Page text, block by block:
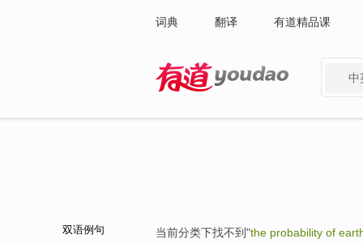
词典 翻译 有道精品课
中
双语例句 当前分类下找不到"the probability of